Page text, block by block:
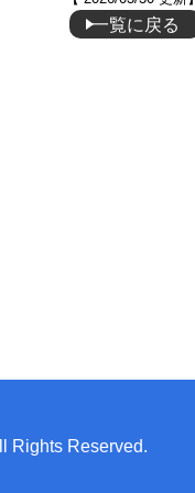
一覧に戻る
Rights Reserved.